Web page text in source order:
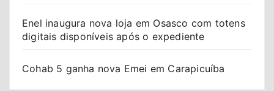
Enel inaugura nova loja em Osasco com totens
digitais disponíveis após o expediente
Cohab 5 ganha nova Emei em Carapicuíba